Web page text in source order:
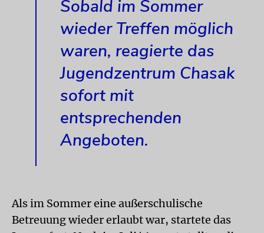
Sobald im Sommer
wieder Treffen möglich
waren, reagierte das
Jugendzentrum Chasak
sofort mit
entsprechenden
Angeboten.
Als im Sommer eine außerschulische
Betreuung wieder erlaubt war, startete das